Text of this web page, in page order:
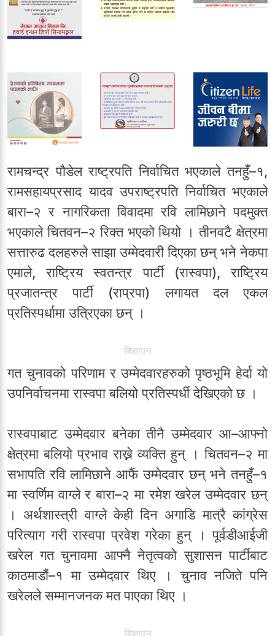
रामचन्द्र पौडेल राष्ट्रपति निर्वाचित भएकाले तनहुँ–१,
रामसहायप्रसाद यादव उपराष्ट्रपति निर्वाचित भएकाले
बारा–२ र नागरिकता विवादमा रवि लामिछाने पदमुक्त
भएकाले चितवन–२ रिक्त भएको थियो । तीनवटै क्षेत्रमा
सत्तारुढ दलहरुले साझा उम्मेदवारी दिएका छन् भने नेकपा
एमाले, राष्ट्रिय स्वतन्त्र पार्टी (रास्वपा), राष्ट्रिय
प्रजातन्त्र पार्टी (राप्रपा) लगायत दल एकल
प्रतिस्पर्धामा उत्रिएका छन् ।
बिज्ञापन
गत चुनावको परिणाम र उम्मेदवारहरुको पृष्ठभूमि हेर्दा यो
उपनिर्वाचनमा रास्वपा बलियो प्रतिस्पर्धी देखिएको छ ।
रास्वपाबाट उम्मेदवार बनेका तीनै उम्मेदवार आ–आफ्नो
क्षेत्रमा बलियो प्रभाव राख्ने व्यक्ति हुन् । चितवन–२ मा
सभापति रवि लामिछाने आफैं उम्मेदवार छन् भने तनहुँ–१
मा स्वर्णिम वाग्ले र बारा–२ मा रमेश खरेल उम्मेदवार छन्
। अर्थशास्त्री वाग्ले केही दिन अगाडि मात्रै कांग्रेस
परित्याग गरी रास्वपा प्रवेश गरेका हुन् । पूर्वडीआईजी
खरेल गत चुनावमा आफ्नै नेतृत्वको सुशासन पार्टीबाट
काठमाडौं–१ मा उम्मेदवार थिए । चुनाव नजिते पनि
खरेलले सम्मानजनक मत पाएका थिए ।